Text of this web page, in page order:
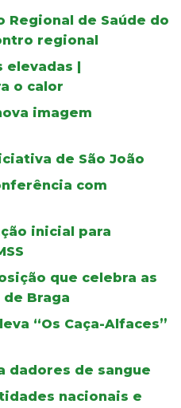
Regional de Saúde do
regional
elevadas |
o calor
imagem
de São João
com
inicial para
que celebra as
Braga
“Os Caça-Alfaces”
dadores de sangue
nacionais e